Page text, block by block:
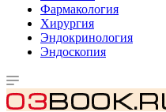
Фармакология
Хирургия
Эндокринология
Эндоскопия